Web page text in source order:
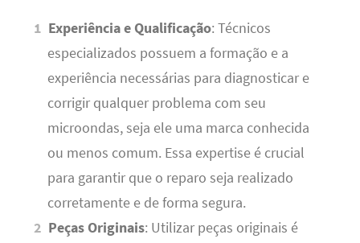
Experiência e Qualificação: Técnicos
especializados possuem a formação e a
experiência necessárias para diagnosticar e
corrigir qualquer problema com seu
microondas, seja ele uma marca conhecida
ou menos comum. Essa expertise é crucial
para garantir que o reparo seja realizado
corretamente e de forma segura.
Peças Originais: Utilizar peças originais é